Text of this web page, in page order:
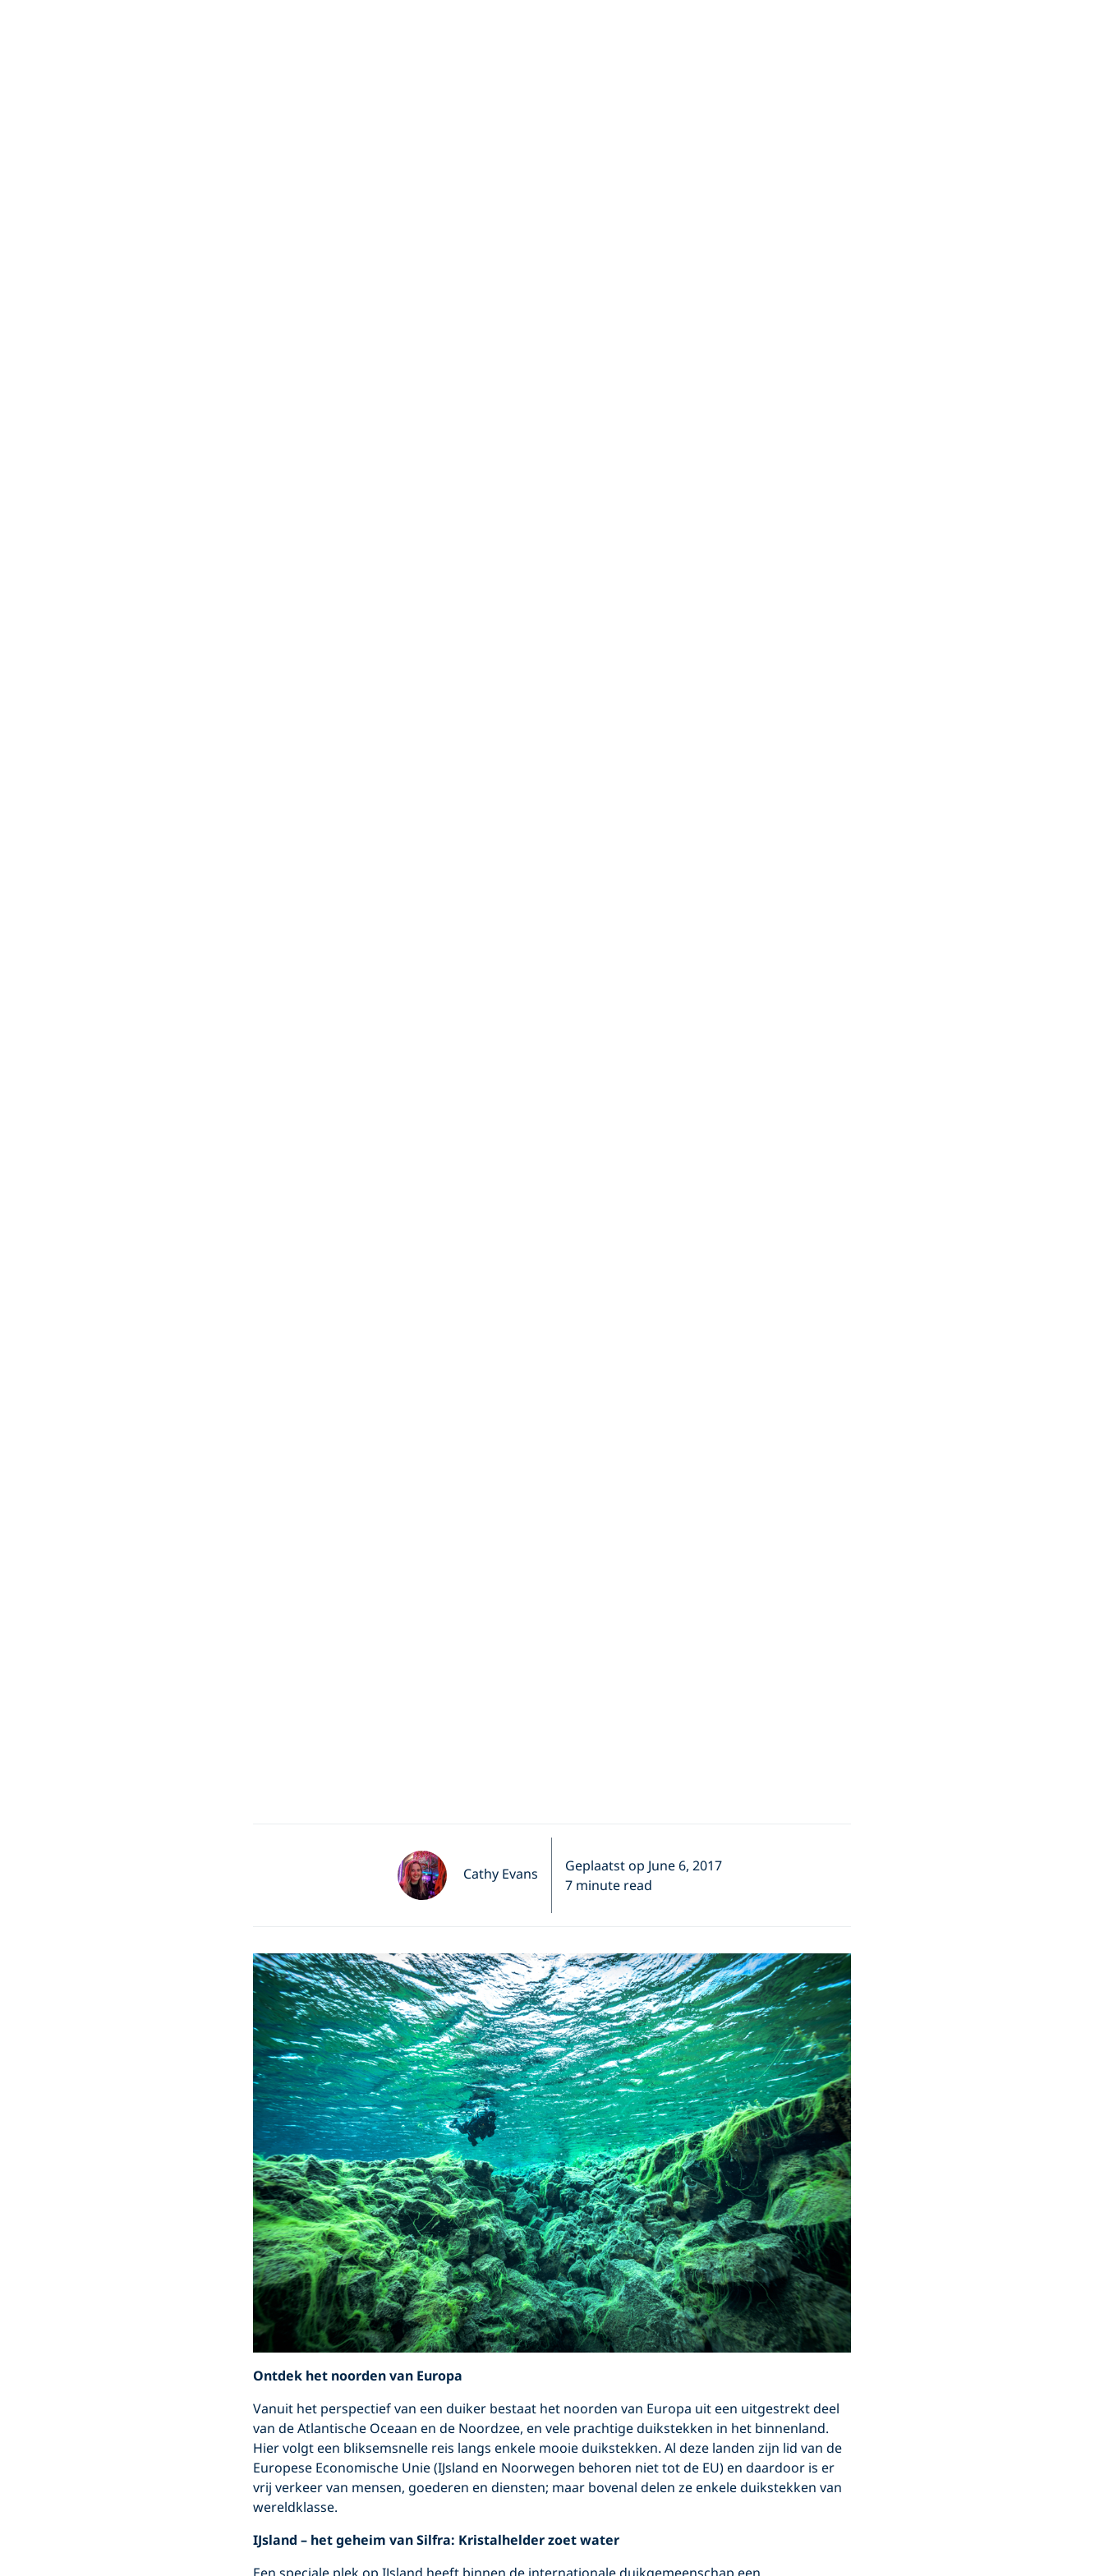
Cathy Evans
Geplaatst op June 6, 2017
7 minute read
Ontdek het noorden van Europa
Vanuit het perspectief van een duiker bestaat het noorden van Europa uit een uitgestrekt deel
van de Atlantische Oceaan en de Noordzee, en vele prachtige duikstekken in het binnenland.
Hier volgt een bliksemsnelle reis langs enkele mooie duikstekken. Al deze landen zijn lid van de
Europese Economische Unie (IJsland en Noorwegen behoren niet tot de EU) en daardoor is er
vrij verkeer van mensen, goederen en diensten; maar bovenal delen ze enkele duikstekken van
wereldklasse.
IJsland – het geheim van Silfra: Kristalhelder zoet water
Een speciale plek op IJsland heeft binnen de internationale duikgemeenschap een